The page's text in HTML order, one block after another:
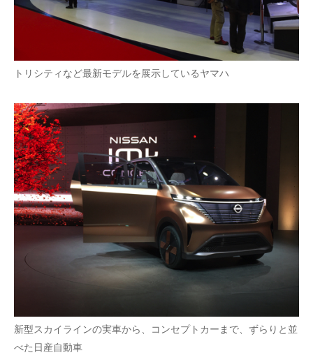
トリシティなど最新モデルを展示しているヤマハ
新型スカイラインの実車から、コンセプトカーまで、ずらりと並
べた日産自動車